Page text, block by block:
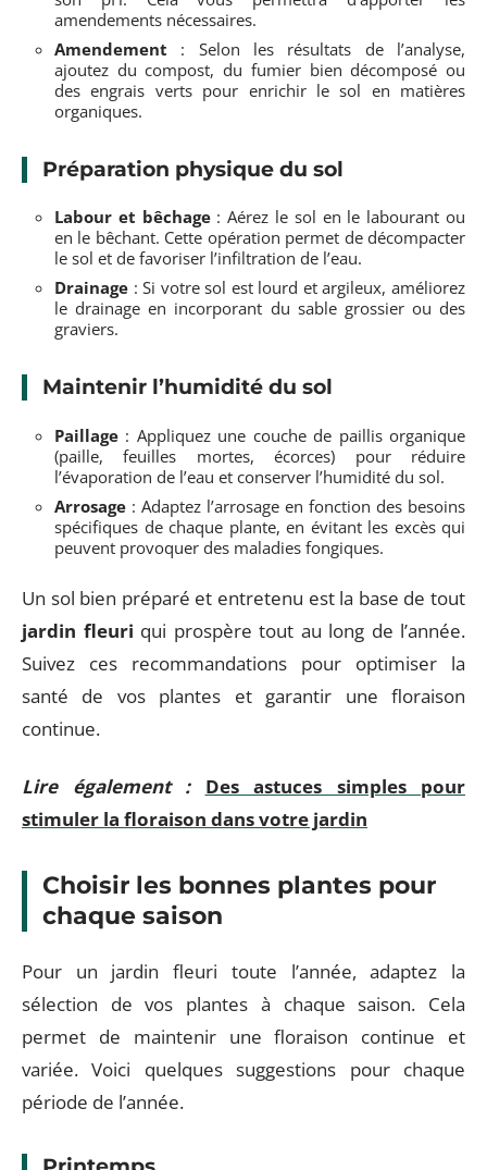
amendements nécessaires.
Amendement : Selon les résultats de l’analyse,
ajoutez du compost, du fumier bien décomposé ou
des engrais verts pour enrichir le sol en matières
organiques.
Préparation physique du sol
Labour et bêchage: Aérez le sol en le labourant ou
en le bêchant. Cette opération permet de décompacter
le sol et de favoriser l’infiltration de l’eau.
Drainage : Si votre sol est lourd et argileux, améliorez
le drainage en incorporant du sable grossier ou des
graviers.
Maintenir l’humidité du sol
Paillage : Appliquez une couche de paillis organique
(paille, feuilles mortes, écorces) pour réduire
l’évaporation de l’eau et conserver l’humidité du sol.
Arrosage : Adaptez l’arrosage en fonction des besoins
spécifiques de chaque plante, en évitant les excès qui
peuvent provoquer des maladies fongiques.
Un sol bien préparé et entretenu est la base de tout
jardin fleuri qui prospère tout au long de l’année.
Suivez ces recommandations pour optimiser la
santé de vos plantes et garantir une floraison
continue.
Lire également :
Des astuces simples pour
stimuler la floraison dans votre jardin
Choisir les bonnes plantes pour
chaque saison
Pour un jardin fleuri toute l’année, adaptez la
sélection de vos plantes à chaque saison. Cela
permet de maintenir une floraison continue et
variée. Voici quelques suggestions pour chaque
période de l’année.